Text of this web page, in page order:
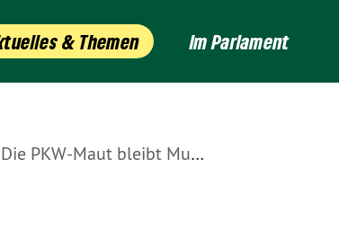
& Themen Im Parlament
Die PKW-Maut bleibt Murks